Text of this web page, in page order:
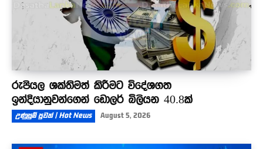
රුපියල ශක්තිමත් කිරීමට විදේශගත
ඉන්දියානුවන්ගෙන් ඩොලර් බිලියන 40.8ක්
උණුසුම් පුවත් | Hot News August 5, 2026